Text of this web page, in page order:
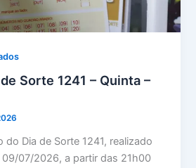
Sorte 1241 – Quinta –
do Dia de Sorte 1241, realizado
07/2026, a partir das 21h00